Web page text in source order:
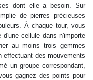
dont elle a besoin. Sur
de pierres précieuses
À chaque tour, vous
d'une cellule dans n'importe
au moins trois gemmes
effectuant des mouvements
un groupe correspondant,
gagnez des points pour